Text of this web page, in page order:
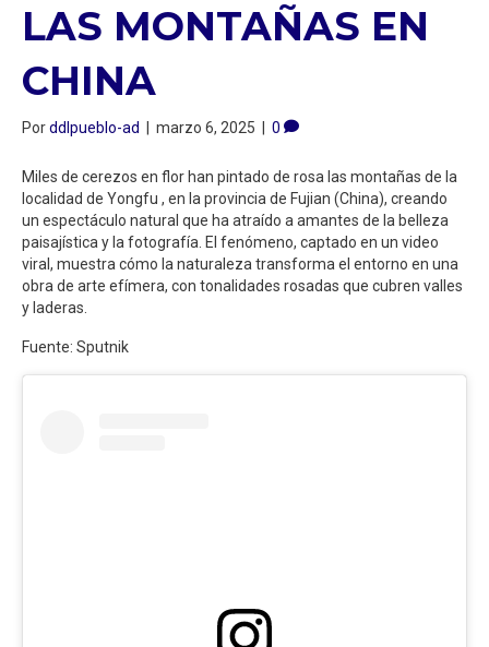
LAS MONTAÑAS EN
CHINA
Porddlpueblo-ad | marzo 6, 2025 | 0
Miles de cerezos en flor han pintado de rosa las montañas de la
localidad de Yongfu , en la provincia de Fujian (China), creando
un espectáculo natural que ha atraído a amantes de la belleza
paisajística y la fotografía. El fenómeno, captado en un video
viral, muestra cómo la naturaleza transforma el entorno en una
obra de arte efímera, con tonalidades rosadas que cubren valles
y laderas.
Fuente: Sputnik